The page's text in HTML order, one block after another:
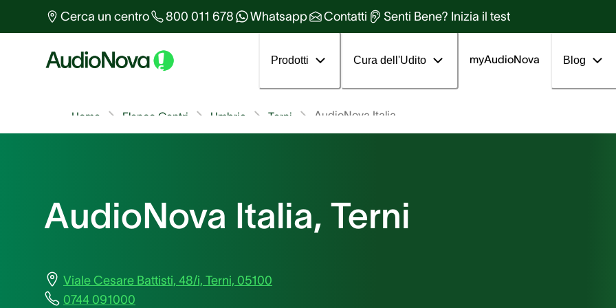
Cerca un centro 800 011 678 Whatsapp Contatti Senti Bene? Inizia il test
Prodotti Cura dell'Udito myAudioNova Blog
AudioNova Italia
Terni
Umbria
Elenco Centri
Home
AudioNova Italia, Terni
Viale Cesare Battisti, 48/i, Terni, 05100
0744 091000